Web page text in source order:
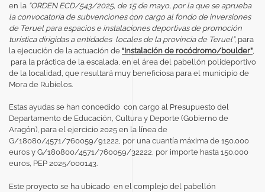
en la “ORDEN ECD/543/2025, de 15 de mayo, por la que se aprueba
la convocatoria de subvenciones con cargo al fondo de inversiones
de Teruel para espacios e instalaciones deportivas de promoción
turística dirigidas a entidades locales de la provincia de Teruel”, para
la ejecución de la actuación de “Instalación de rocódromo/boulder”
para la práctica de la escalada, en el área del pabellón polideportivo
de la localidad, que resultará muy beneficiosa para el municipio de
Mora de Rubielos.
Estas ayudas se han concedido con cargo al Presupuesto del
Departamento de Educación, Cultura y Deporte (Gobierno de
Aragón), para el ejercicio 2025 en la línea de
G/18080/4571/760059/91222, por una cuantía máxima de 150.000
euros y G/180800/4571/760059/32222, por importe hasta 150.000
euros, PEP 2025/000143.
Este proyecto se ha ubicado en el complejo del pabellón